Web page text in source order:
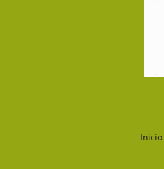
Inicio